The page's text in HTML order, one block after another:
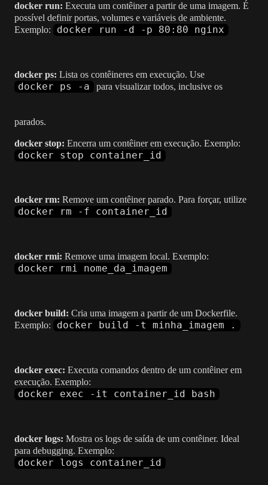
docker run: Executa um contêiner a partir de uma imagem. É
possível definir portas, volumes e variáveis de ambiente.
Exemplo:
docker run -d -p 80:80 nginx
docker ps: Lista os contêineres em execução. Use
docker ps -a para visualizar todos, inclusive os
parados.
docker stop: Encerra um contêiner em execução. Exemplo:
docker stop container_id
docker rm: Remove um contêiner parado. Para forçar, utilize
docker rm -f container_id
docker rmi: Remove uma imagem local. Exemplo:
docker rmi nome_da_imagem
docker build: Cria uma imagem a partir de um Dockerfile.
Exemplo:
docker build -t minha_imagem .
docker exec: Executa comandos dentro de um contêiner em
execução. Exemplo:
docker exec -it container_id bash
docker logs: Mostra os logs de saída de um contêiner. Ideal
para debugging. Exemplo:
docker logs container_id